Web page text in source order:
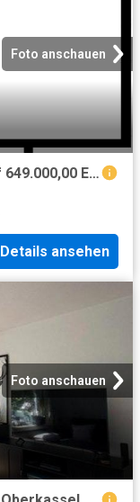
Foto anschauen
Wohnung zum Kaufen in Düsseldorf 649.000,00 EUR 108 m²
Details ansehen
Foto anschauen